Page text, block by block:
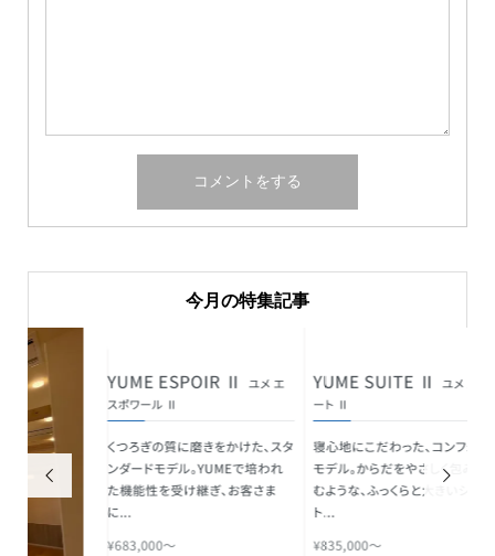
今月の特集記事
 